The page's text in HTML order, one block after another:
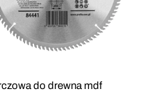
do drewna mdf